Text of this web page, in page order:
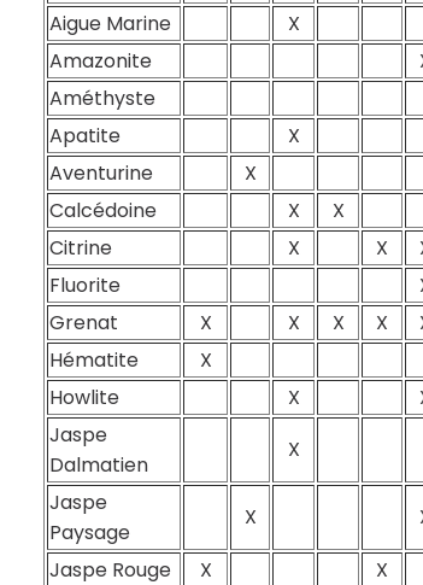
Aigue Marine X
Amazonite
Améthyste
Apatite X
Aventurine X
Calcédoine X X
Citrine X X
Fluorite
Grenat X X X X
Hématite X
Howlite X
Jaspe
Dalmatien
X
Jaspe
Paysage
X
Jaspe Rouge X X